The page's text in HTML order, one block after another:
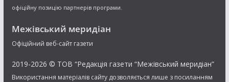
офіційну позицію партнерів програми.
Межівський меридіан
Офіційний веб-сайт газети
2019-2026 © ТОВ “Редакція газети “Межівський меридіан”
Використання матеріалів сайту дозволяється лише з посиланням